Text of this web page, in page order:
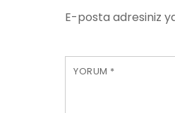
E-posta adresiniz
YORUM *